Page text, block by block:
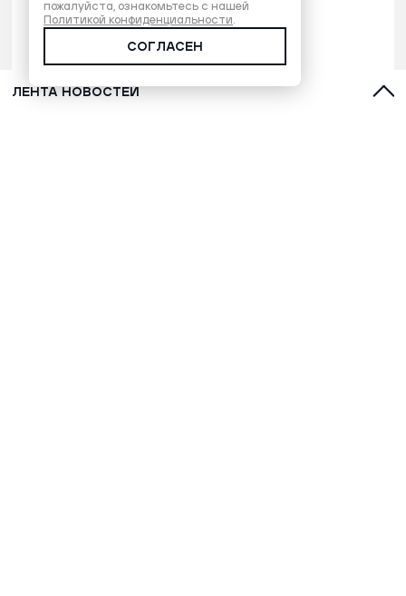
ЛЕНТА НОВОСТЕЙ
пожалуйста, ознакомьтесь с нашей
Политикой конфиденциальности.
СОГЛАСЕН